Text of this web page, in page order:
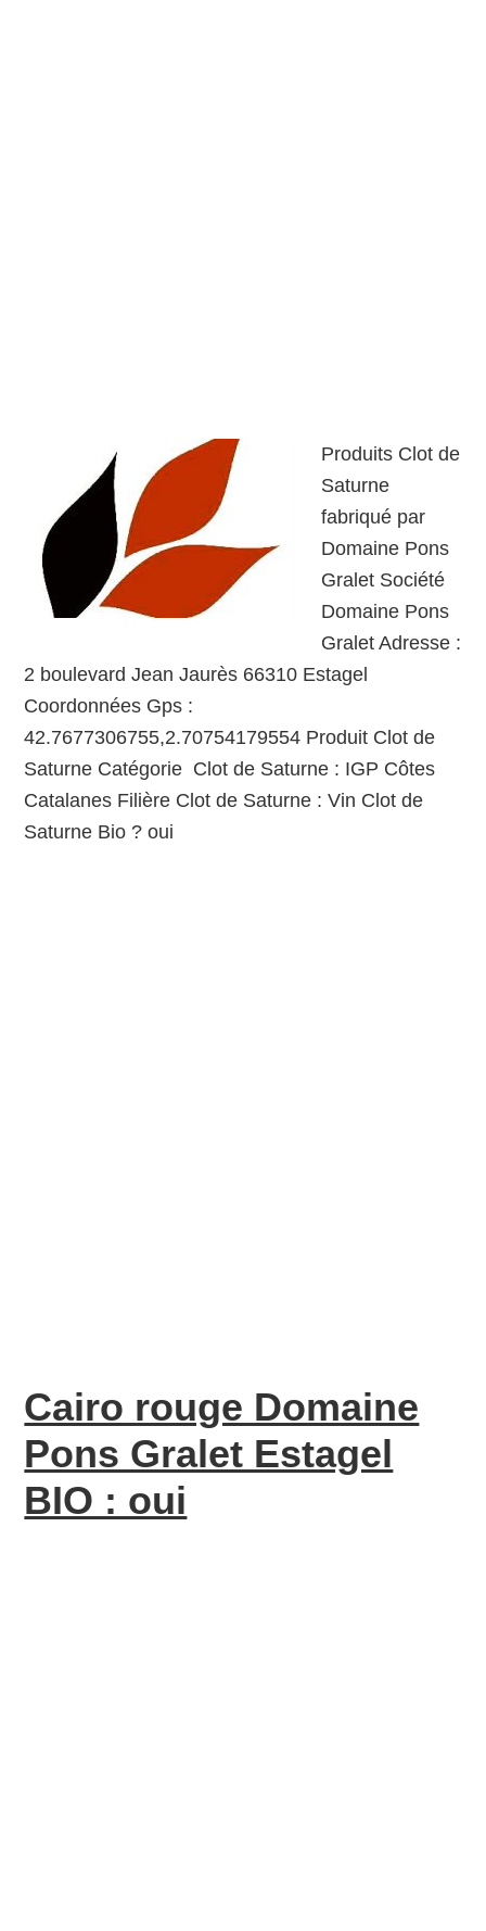
Produits Clot de
Saturne
fabriqué par
Domaine Pons
Gralet Société
Domaine Pons
Gralet Adresse :
2 boulevard Jean Jaurès 66310 Estagel
Coordonnées Gps :
42.7677306755,2.70754179554 Produit Clot de
Saturne Catégorie Clot de Saturne : IGP Côtes
Catalanes Filière Clot de Saturne : Vin Clot de
Saturne Bio ? oui
Cairo rouge Domaine
Pons Gralet Estagel
BIO : oui